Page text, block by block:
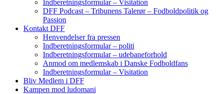
Indberetningsformular – Visitation
DFF Podcast – Tribunens Talerør – Fodboldpolitik og
Passion
Kontakt DFF
Henvendelser fra pressen
Indberetningsformular – politi
Indberetningsformular – udebaneforhold
Anmod om medlemskab i Danske Fodboldfans
Indberetningsformular – Visitation
Bliv Medlem i DFF
Kampen mod ludomani